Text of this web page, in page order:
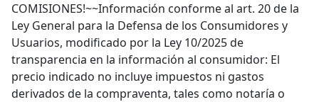
COMISIONES!~~Información conforme al art. 20 de la
Ley General para la Defensa de los Consumidores y
Usuarios, modificado por la Ley 10/2025 de
transparencia en la información al consumidor: El
precio indicado no incluye impuestos ni gastos
derivados de la compraventa, tales como notaría o